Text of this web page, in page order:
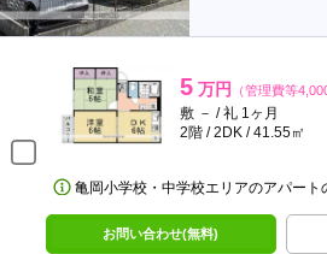
5 万円 （管理費等
敷 － / 礼 1ヶ月
2階 / 2DK / 41.55㎡
亀岡小学校・中学校エリアのアパート
お問い合わせ(無料)